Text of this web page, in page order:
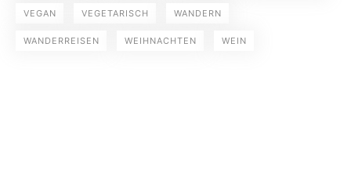
VEGAN VEGETARISCH WANDERN
WANDERREISEN WEIHNACHTEN WEIN